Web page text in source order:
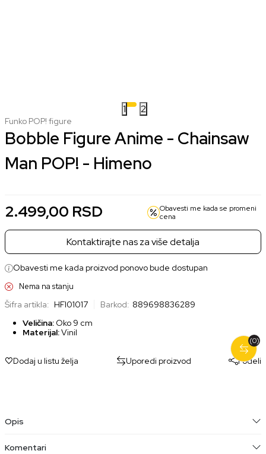
1 2
Funko POP! figure
Bobble Figure Anime - Chainsaw
Man POP! - Himeno
2.499,00 RSD
Obavesti me kada se promeni
cena
Kontaktirajte nas za više detalja
Obavesti me kada proizvod ponovo bude dostupan
Nema na stanju
Šifra artikla: HFI01017 Barkod: 889698836289
Veličina: Oko 9 cm
Materijal:Vinil
Dodaj u listu želja Uporedi proizvod Podeli
(0)
Opis
Komentari